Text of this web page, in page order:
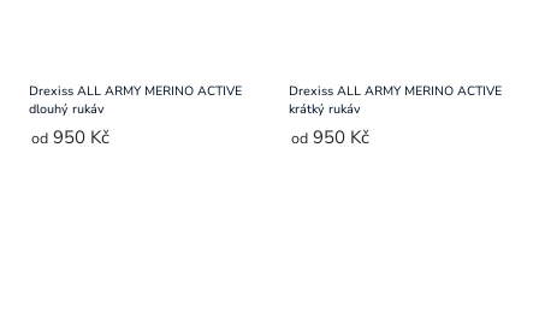
Drexiss ALL ARMY MERINO ACTIVE
dlouhý rukáv
od 950 Kč
Drexiss ALL ARMY MERINO ACTIVE
krátký rukáv
od 950 Kč